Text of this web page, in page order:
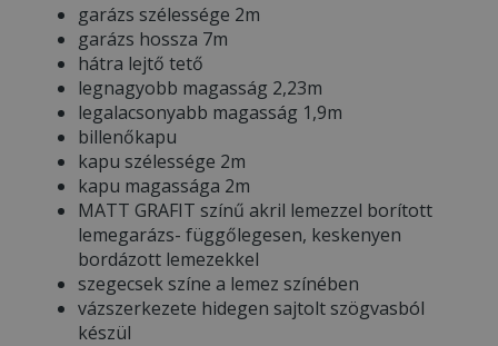
garázs szélessége 2m
garázs hossza 7m
hátra lejtő tető
legnagyobb magasság 2,23m
legalacsonyabb magasság 1,9m
billenőkapu
kapu szélessége 2m
kapu magassága 2m
MATT GRAFIT színű akril lemezzel borított
lemegarázs- függőlegesen, keskenyen
bordázott lemezekkel
szegecsek színe a lemez színében
vázszerkezete hidegen sajtolt szögvasból
készül